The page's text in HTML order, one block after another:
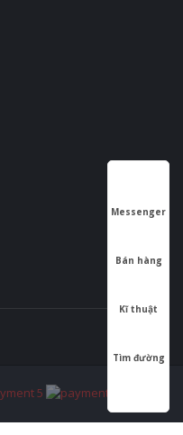
Messenger
Bán hàng
Kĩ thuật
Tìm đường